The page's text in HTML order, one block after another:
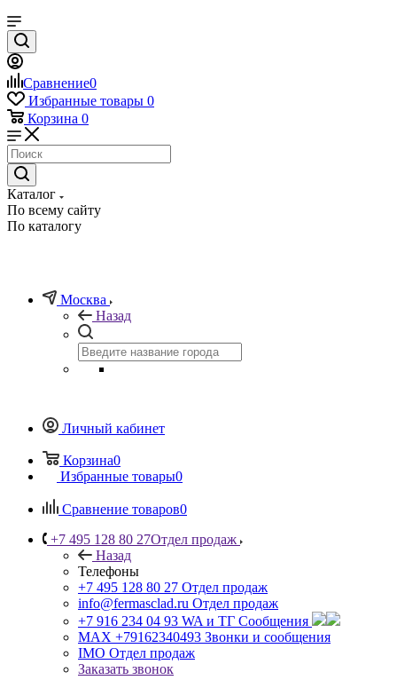
Сравнение0
Избранные товары 0
Корзина 0
Каталог
По всему сайту
По каталогу
Москва
Назад
Личный кабинет
Корзина0
Избранные товары0
Сравнение товаров0
+7 495 128 80 27Отдел продаж
Назад
Телефоны
+7 495 128 80 27 Отдел продаж
info@fermasclad.ru Отдел продаж
+7 916 234 04 93 WA и ТГ Сообщения
MAX +79162340493 Звонки и сообщения
IMO Отдел продаж
Заказать звонок